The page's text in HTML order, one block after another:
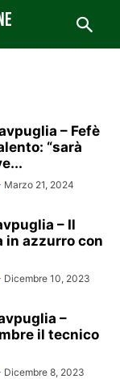
– Fefè
“sarà
Marzo 21, 2024
– Il
in azzurro con
Dicembre 10, 2023
–
il tecnico
Dicembre 8, 2023